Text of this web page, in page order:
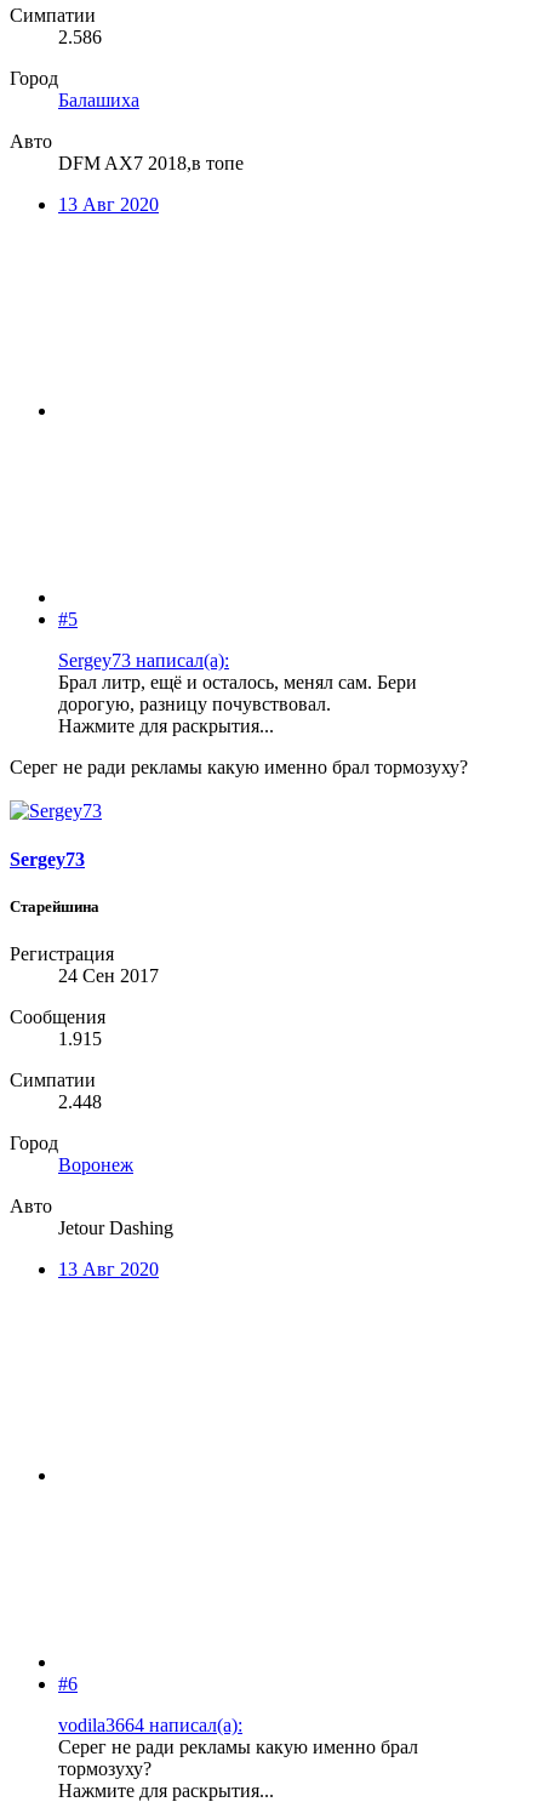
Симпатии
2.586
Город
Балашиха
Авто
DFM AX7 2018,в топе
13 Авг 2020
#5
Sergey73 написал(а):
Брал литр, ещё и осталось, менял сам. Бери
дорогую, разницу почувствовал.
Нажмите для раскрытия...
Серег не ради рекламы какую именно брал тормозуху?
Sergey73
Старейшина
Регистрация
24 Сен 2017
Сообщения
1.915
Симпатии
2.448
Город
Воронеж
Авто
Jetour Dashing
13 Авг 2020
#6
vodila3664 написал(а):
Серег не ради рекламы какую именно брал
тормозуху?
Нажмите для раскрытия...